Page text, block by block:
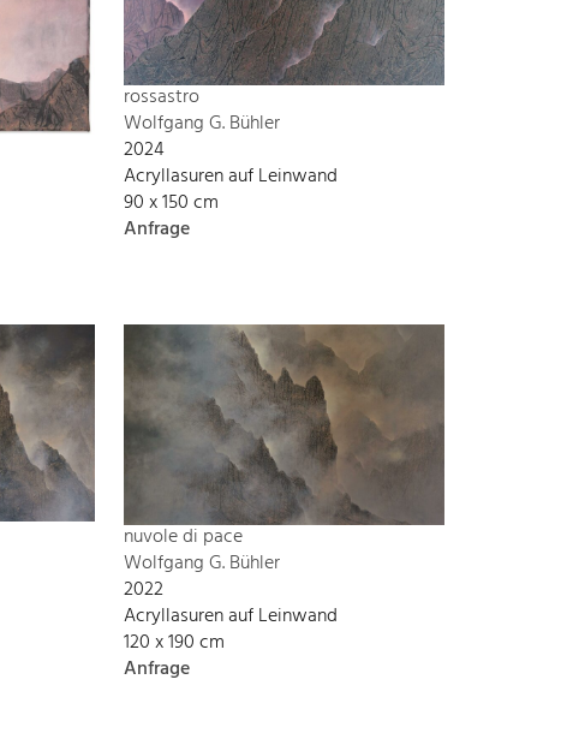
rossastro
Wolfgang G. Bühler
2024
Acryllasuren auf Leinwand
90 x 150 cm
Anfrage
nuvole di pace
Wolfgang G. Bühler
2022
Acryllasuren auf Leinwand
120 x 190 cm
Anfrage